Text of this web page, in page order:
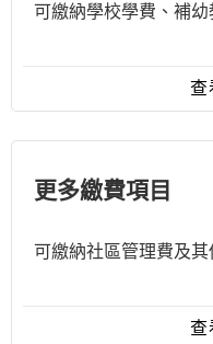
可繳納學校學費、補
查
更多繳費項目
可繳納社區管理費及其
查